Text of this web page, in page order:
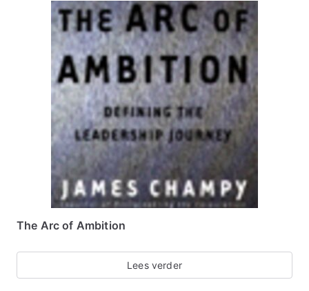
The Arc of Ambition
Lees verder